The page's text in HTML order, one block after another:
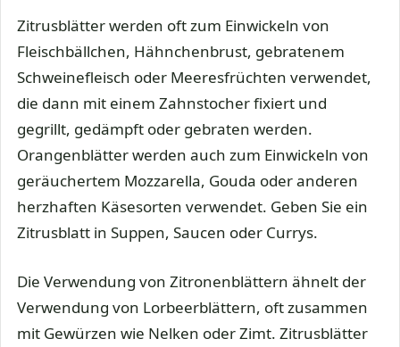
Zitrusblätter werden oft zum Einwickeln von
Fleischbällchen, Hähnchenbrust, gebratenem
Schweinefleisch oder Meeresfrüchten verwendet,
die dann mit einem Zahnstocher fixiert und
gegrillt, gedämpft oder gebraten werden.
Orangenblätter werden auch zum Einwickeln von
geräuchertem Mozzarella, Gouda oder anderen
herzhaften Käsesorten verwendet. Geben Sie ein
Zitrusblatt in Suppen, Saucen oder Currys.
Die Verwendung von Zitronenblättern ähnelt der
Verwendung von Lorbeerblättern, oft zusammen
mit Gewürzen wie Nelken oder Zimt. Zitrusblätter